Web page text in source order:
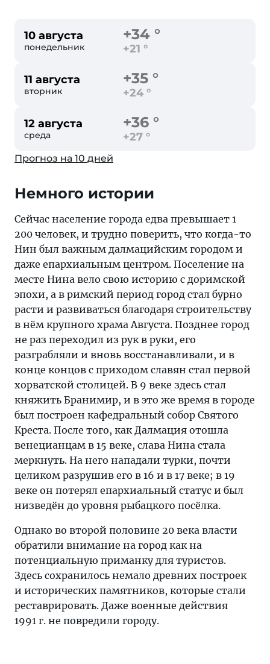
10 августа
понедельник
+34 °
+21 °
11 августа
вторник
+35 °
+24 °
12 августа
среда
+36 °
+27 °
Прогноз на 10 дней
Немного истории
Сейчас население города едва превышает 1
200 человек, и трудно поверить, что когда-то
Нин был важным далмацийским городом и
даже епархиальным центром. Поселение на
месте Нина вело свою историю с доримской
эпохи, а в римский период город стал бурно
расти и развиваться благодаря строительству
в нём крупного храма Августа. Позднее город
не раз переходил из рук в руки, его
разграбляли и вновь восстанавливали, и в
конце концов с приходом славян стал первой
хорватской столицей. В 9 веке здесь стал
княжить Бранимир, и в это же время в городе
был построен кафедральный собор Святого
Креста. После того, как Далмация отошла
венецианцам в 15 веке, слава Нина стала
меркнуть. На него нападали турки, почти
целиком разрушив его в 16 и в 17 веке; в 19
веке он потерял епархиальный статус и был
низведён до уровня рыбацкого посёлка.
Однако во второй половине 20 века власти
обратили внимание на город как на
потенциальную приманку для туристов.
Здесь сохранилось немало древних построек
и исторических памятников, которые стали
реставрировать. Даже военные действия
1991 г. не повредили городу.